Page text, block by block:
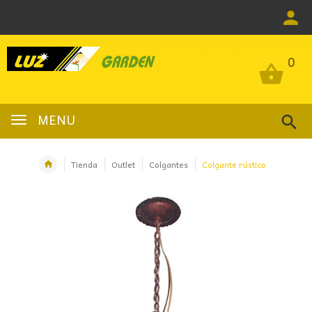
0
MENU
0
Tienda Outlet Colgantes Colgante rústico